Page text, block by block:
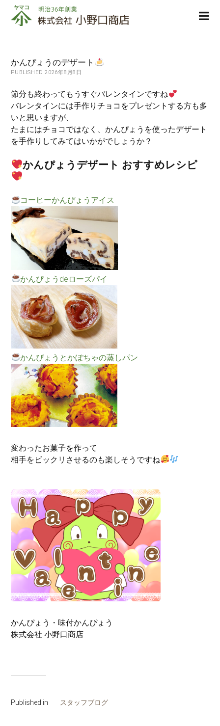
株
式
小
野
商
店
かんぴょうのデザート
PUBLISHED 2026年8月8日
節分も終わってもうすぐバレンタインですね
バレンタインには手作りチョコをプレゼントする方も多
いと思いますが、
たまにはチョコではなく、かんぴょうを使ったデザート
を手作りしてみてはいかがでしょうか？
かんぴょうデザート おすすめレシピ
コーヒーかんぴょうアイス
かんぴょうdeローズパイ
かんぴょうとかぼちゃの蒸しパン
変わったお菓子を作って
相手をビックリさせるのも楽しそうですね
かんぴょう・味付かんぴょう
株式会社 小野口商店
Published in スタッフブログ